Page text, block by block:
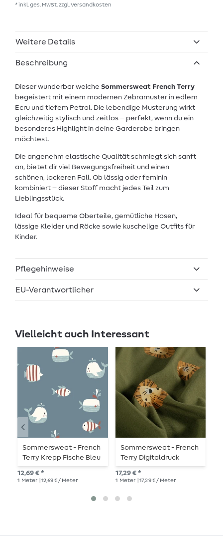
* inkl. ges. MwSt. zzgl.Versandkosten
Weitere Details
Beschreibung
Dieser wunderbar weiche Sommersweat French Terry
begeistert mit einem modernen Zebramuster in edlem
Ecru und tiefem Petrol. Die lebendige Musterung wirkt
gleichzeitig stylisch und zeitlos – perfekt, wenn du ein
besonderes Highlight in deine Garderobe bringen
möchtest.
Die angenehm elastische Qualität schmiegt sich sanft
an, bietet dir viel Bewegungsfreiheit und einen
schönen, lockeren Fall. Ob lässig oder feminin
kombiniert – dieser Stoff macht jedes Teil zum
Lieblingsstück.
Ideal für bequeme Oberteile, gemütliche Hosen,
lässige Kleider und Röcke sowie kuschelige Outfits für
Kinder.
Pflegehinweise
EU-Verantwortlicher
Vielleicht auch Interessant
Sommersweat - French
Terry Krepp Fische Bleu
12,69 € *
1 Meter | 12,69 € / Meter
Sommersweat - French
Terry Digitaldruck
Löwengesichter Khaki
17,29 € *
1 Meter | 17,29 € / Meter